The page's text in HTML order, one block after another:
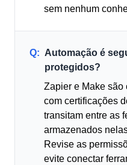
sem nenhum
Q: Automação é
protegidos?
Zapier e Make
com certificações
transitam entre as
armazenados
Revise as
evite conectar